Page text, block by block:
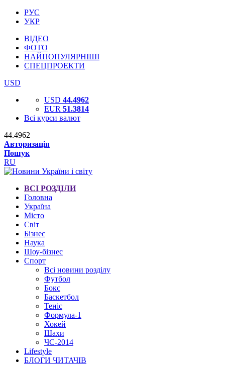
РУС
УКР
ВІДЕО
ФОТО
НАЙПОПУЛЯРНІШІ
СПЕЦПРОЕКТИ
USD
USD 44.4962
EUR 51.3814
Всі курси валют
44.4962
Авторизація
Пошук
RU
ВСІ РОЗДІЛИ
Головна
Україна
Місто
Світ
Бізнес
Наука
Шоу-бізнес
Спорт
Всі новини розділу
Футбол
Бокс
Баскетбол
Теніс
Формула-1
Хокей
Шахи
ЧС-2014
Lifestyle
БЛОГИ ЧИТАЧІВ